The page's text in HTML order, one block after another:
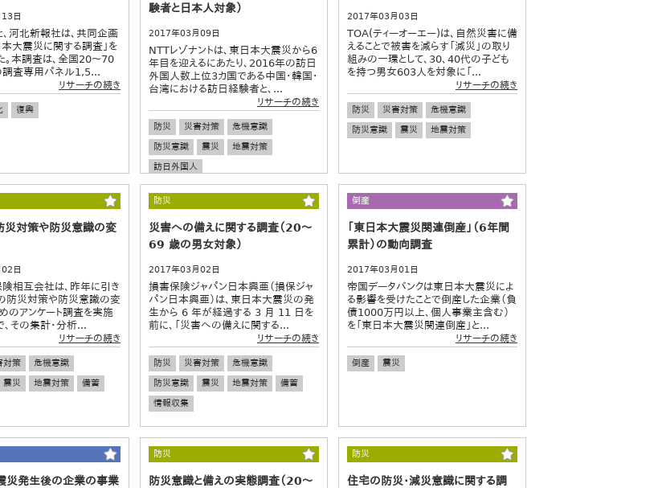
日
、河北新報社は、共同企画
本大震災に関する調査」を
。本調査は、全国20～70
査専用パネル1,5...
リサーチの続き
復興
験者と日本人対象）
2017年03月09日
NTTレゾナントは、東日本大震災から6
年目を迎えるにあたり、2016年の訪日
外国人数上位3カ国である中国・韓国・
台湾における訪日経験者と、...
リサーチの続き
防災 災害対策
危機意識
防災意識
震災
地震対策
訪日外国人
2017年03月03日
TOA(ティーオーエー)は、自然災害に備
えることで被害を減らす「減災」の取り
組みの一環として、30、40代の子ども
を持つ男女603人を対象に「...
リサーチの続き
防災 災害対策
危機意識
防災意識
震災 地震対策
災対策や防災意識の変
日
相互会社は、昨年に引き
防災対策や防災意識の変
のアンケート調査を実施
、その集計・分析...
リサーチの続き
対策
危機意識
震災 地震対策 備蓄
防災
災害への備えに関する調査（20～
69 歳の男女対象）
2017年03月02日
損害保険ジャパン日本興亜（損保ジャ
パン日本興亜）は、東日本大震災の発
生から 6 年が経過する 3 月 11 日を
前に、「災害への備えに関する...
リサーチの続き
防災 災害対策
危機意識
防災意識
震災 地震対策
備蓄
情報収集
倒産
「東日本大震災関連倒産」（6年間
累計）の動向調査
2017年03月01日
帝国データバンクは東日本大震災によ
る影響を受けたことで倒産した企業（負
債1000万円以上、個人事業主含む）
を「東日本大震災関連倒産」と...
リサーチの続き
倒産 震災
災発生後の企業の事業
防災
防災意識と備えの実態調査（20～
防災
住宅の防災・減災意識に関する調